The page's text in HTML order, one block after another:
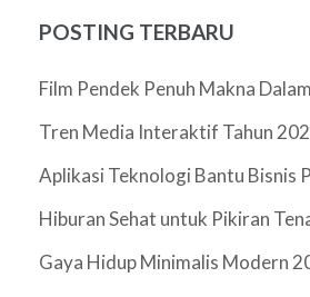
POSTING TERBARU
Film Pendek Penuh Makna Dalam
Tren Media Interaktif Tahun
Aplikasi Teknologi Bantu Bisnis
Hiburan Sehat untuk Pikiran
Gaya Hidup Minimalis Modern